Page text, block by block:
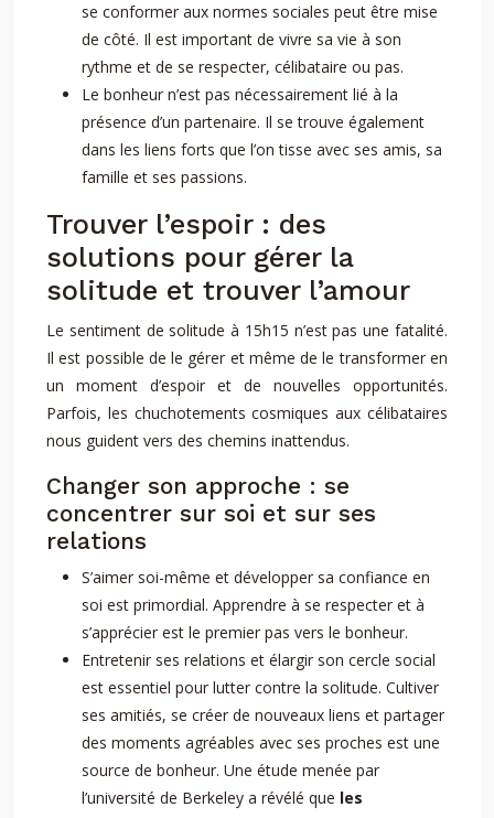
se conformer aux normes sociales peut être mise
de côté. Il est important de vivre sa vie à son
rythme et de se respecter, célibataire ou pas.
Le bonheur n’est pas nécessairement lié à la
présence d’un partenaire. Il se trouve également
dans les liens forts que l’on tisse avec ses amis, sa
famille et ses passions.
Trouver l’espoir : des
solutions pour gérer la
solitude et trouver l’amour
Le sentiment de solitude à 15h15 n’est pas une fatalité.
Il est possible de le gérer et même de le transformer en
un moment d’espoir et de nouvelles opportunités.
Parfois, les chuchotements cosmiques aux célibataires
nous guident vers des chemins inattendus.
Changer son approche : se
concentrer sur soi et sur ses
relations
S’aimer soi-même et développer sa confiance en
soi est primordial. Apprendre à se respecter et à
s’apprécier est le premier pas vers le bonheur.
Entretenir ses relations et élargir son cercle social
est essentiel pour lutter contre la solitude. Cultiver
ses amitiés, se créer de nouveaux liens et partager
des moments agréables avec ses proches est une
source de bonheur. Une étude menée par
l’université de Berkeley a révélé que les